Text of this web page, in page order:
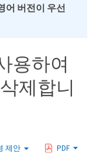
어 버전이 우선
용하여
제합니
제안 PDF